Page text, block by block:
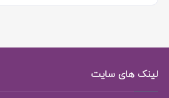
لینک های سایت